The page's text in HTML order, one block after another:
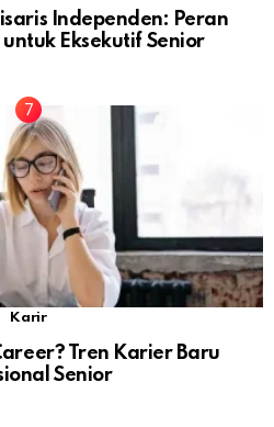
Independen: Peran
Eksekutif Senior
Karir
Tren Karier Baru
Senior